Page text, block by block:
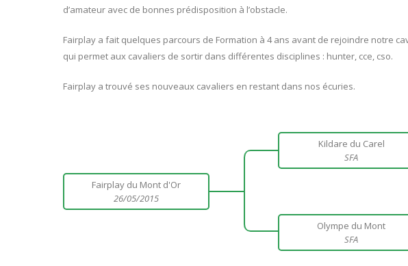
d’amateur avec de bonnes prédisposition à l’obstacle.
Fairplay a fait quelques parcours de Formation à 4 ans avant de rejoindre notre
qui permet aux cavaliers de sortir dans différentes disciplines : hunter, cce, cso.
Fairplay a trouvé ses nouveaux cavaliers en restant dans nos écuries.
Fairplay du Mont d'Or
26/05/2015
Kildare du Carel
SFA
Olympe du Mont
SFA